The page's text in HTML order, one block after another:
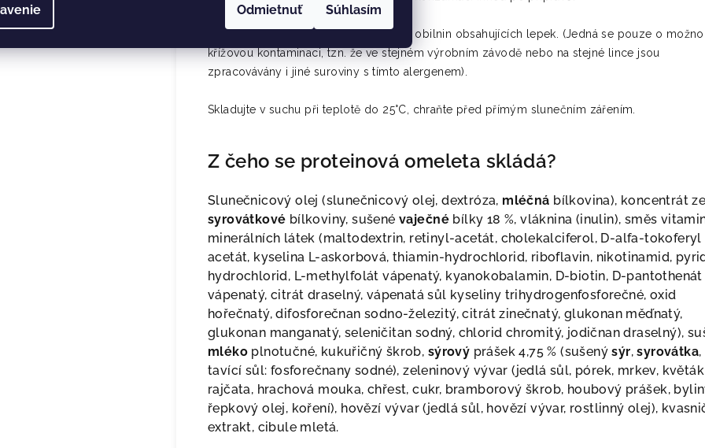
Odmietnuť Súhlasím
Výrobek může obsahovat stopy sóji a obilnin obsahujících lepek. (Jedná se pouze o
křížovou kontaminaci, tzn. že ve stejném výrobním závodě nebo na stejné lince jsou
zpracovávány i jiné suroviny s tímto alergenem).
Skladujte v suchu při teplotě do 25°C, chraňte před přímým slunečním zářením.
Z čeho se proteinová omeleta skládá?
Slunečnicový olej (slunečnicový olej, dextróza, mléčná bílkovina), koncentrát
syrovátkové bílkoviny, sušené vaječnébílky 18 %, vláknina (inulin), směs
minerálních látek (maltodextrin, retinyl-acetát, cholekalciferol, D-alfa-tokoferyl
acetát, kyselina L-askorbová, thiamin-hydrochlorid, riboflavin, nikotinamid,
hydrochlorid, L-methylfolát vápenatý, kyanokobalamin, D-biotin, D-pantothenát
vápenatý, citrát draselný, vápenatá sůl kyseliny trihydrogenfosforečné, oxid
hořečnatý, difosforečnan sodno-železitý, citrát zinečnatý, glukonan měďnatý,
glukonan manganatý, seleničitan sodný, chlorid chromitý, jodičnan draselný), su
mléko plnotučné, kukuřičný škrob, sýrový prášek 4,75 % (sušený sýr,syrovátka,
tavící sůl: fosforečnany sodné), zeleninový vývar (jedlá sůl, pórek, mrkev, květá
rajčata, hrachová mouka, chřest, cukr, bramborový škrob, houbový prášek,
řepkový olej, koření), hovězí vývar (jedlásůl, hovězí vývar, rostlinný olej), kvasni
extrakt, cibule mletá.